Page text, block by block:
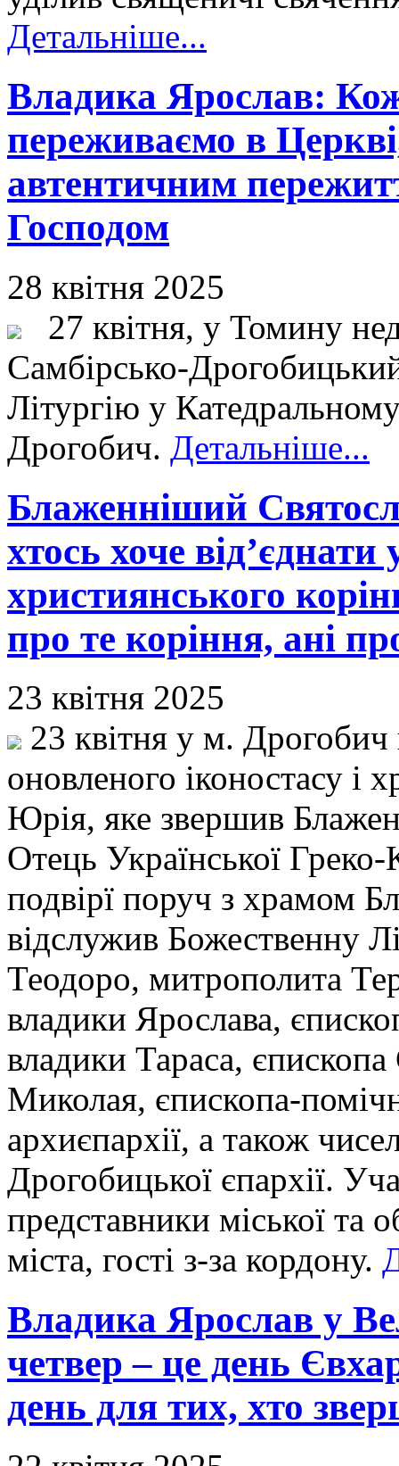
Детальніше...
Владика Ярослав:
переживаємо в
автентичним
Господом
28 квітня 2025
27 квітня, у Томину
Самбірсько-
Літургію у
Дрогобич. Детальніше...
Блаженніший
хтось хоче від’єднати
християнського
про те коріння, ані
23 квітня 2025
23 квітня у м. Дрогобич
оновленого іконостасу і
Юрія, яке звершив
Отець Української
подвірї поруч з храмом
відслужив Божественну
Теодоро, митрополита
владики Ярослава,
владики Тараса,
Миколая, єпископа-
архиєпархії, а також
Дрогобицької єпархії.
представники міської та
міста, гості з-за кордону.
Владика Ярослав у
четвер – це день
день для тих, хто